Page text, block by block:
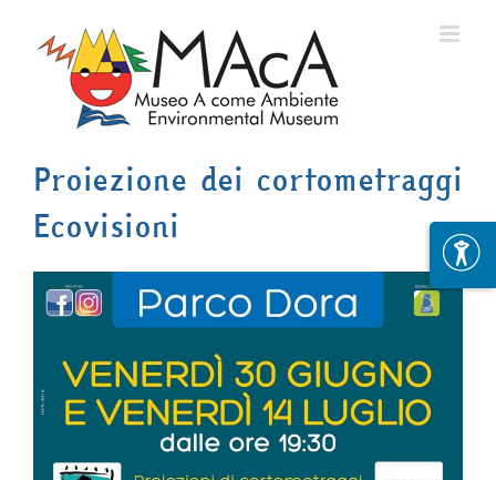
Proiezione dei cortometraggi
Ecovisioni